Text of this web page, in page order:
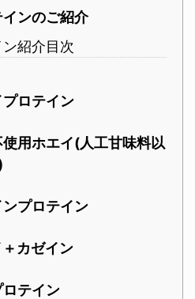
ンのご紹介
紹介目次
ロテイン
使用ホエイ(人工甘味料以
プロテイン
カゼイン
テイン